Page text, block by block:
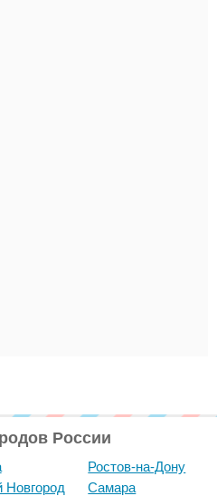
России
Новгород
Ростов-на-Дону
Самара